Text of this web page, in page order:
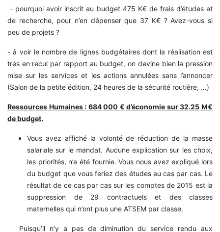
- pourquoi avoir inscrit au budget 475 K€ de frais d’études et
de recherche, pour n’en dépenser que 37 K€ ? Avez-vous si
peu de projets ?
- à voir le nombre de lignes budgétaires dont la réalisation est
très en recul par rapport au budget, on devine bien la pression
mise sur les services et les actions annulées sans l’annoncer
(Salon de la petite édition, 24 heures de la sécurité routière, …)
Ressources Humaines : 684 000 € d’économie sur 32.25 M€
de budget.
Vous avez affiché la volonté de réduction de la masse
salariale sur le mandat. Aucune explication sur les choix,
les priorités, n’a été fournie. Vous nous avez expliqué lors
du budget que vous feriez des études au cas par cas. Le
résultat de ce cas par cas sur les comptes de 2015 est la
suppression de 29 contractuels et des classes
maternelles qui n’ont plus une ATSEM par classe.
Puisqu’il n’y a pas de diminution du service rendu aux